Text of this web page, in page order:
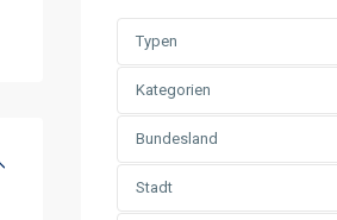
Typen
Kategorien
Bundesland
Stadt